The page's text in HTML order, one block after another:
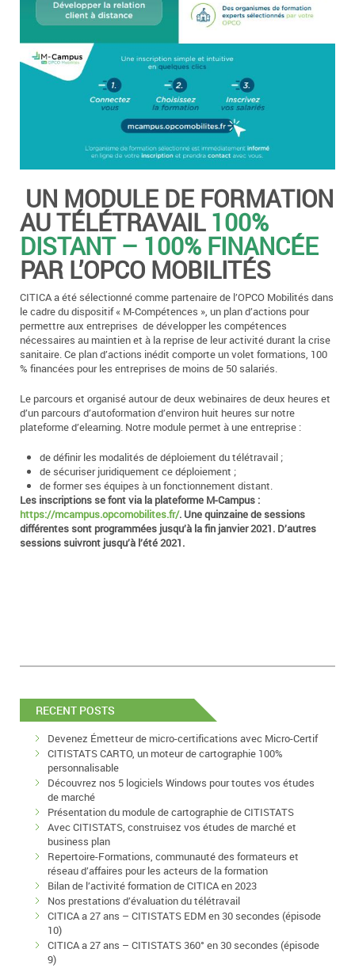
UN MODULE DE FORMATION
AU TÉLÉTRAVAIL100%
DISTANT – 100% FINANCÉE
PAR L’OPCO MOBILITÉS
CITICA a été sélectionné comme partenaire de l’OPCO Mobilités dans
le cadre du dispositif « M-Compétences », un plan d’actions pour
permettre aux entreprises de développer les compétences
nécessaires au maintien et à la reprise de leur activité durant la crise
sanitaire. Ce plan d’actions inédit comporte un volet formations, 100
% financées pour les entreprises de moins de 50 salariés.
Le parcours et organisé autour de deux webinaires de deux heures et
d’un parcours d’autoformation d’environ huit heures sur notre
plateforme d’elearning. Notre module permet à une entreprise :
de définir les modalités de déploiement du télétravail ;
de sécuriser juridiquement ce déploiement ;
de former ses équipes à un fonctionnement distant.
Les inscriptions se font via la plateforme M-Campus :
https://mcampus.opcomobilites.fr/. Une quinzaine de sessions
différentes sont programmées jusqu’à la fin janvier 2021. D’autres
sessions suivront jusqu’à l’été 2021.
RECENT POSTS
Devenez Émetteur de micro-certifications avec Micro-Certif
CITISTATS CARTO, un moteur de cartographie 100%
personnalisable
Découvrez nos 5 logiciels Windows pour toutes vos études
de marché
Présentation du module de cartographie de CITISTATS
Avec CITISTATS, construisez vos études de marché et
business plan
Repertoire-Formations, communauté des formateurs et
réseau d’affaires pour les acteurs de la formation
Bilan de l’activité formation de CITICA en 2023
Nos prestations d’évaluation du télétravail
CITICA a 27 ans – CITISTATS EDM en 30 secondes (épisode
10)
CITICA a 27 ans – CITISTATS 360° en 30 secondes (épisode
9)